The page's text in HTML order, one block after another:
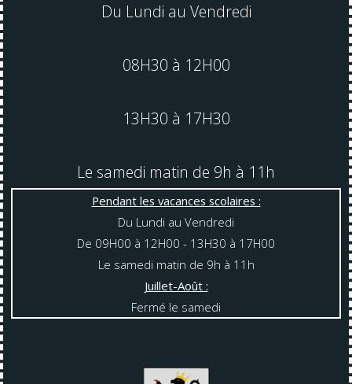
Du Lundi au Vendredi
08H30 à 12H00
13H30 à 17H30
Le samedi matin de 9h à 11h
Pendant les vacances scolaires :
Du Lundi au Vendredi
De 09H00 à 12H00 - 13H30 à 17H00
Le samedi matin de 9h à 11h
Juillet-Août :
Fermé le samedi